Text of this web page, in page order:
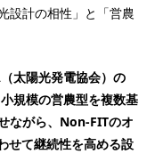
設計の相性」と「営農
太陽光発電協会）の
規模の営農型を複数基
ながら、Non-FITのオ
せて継続性を高める設